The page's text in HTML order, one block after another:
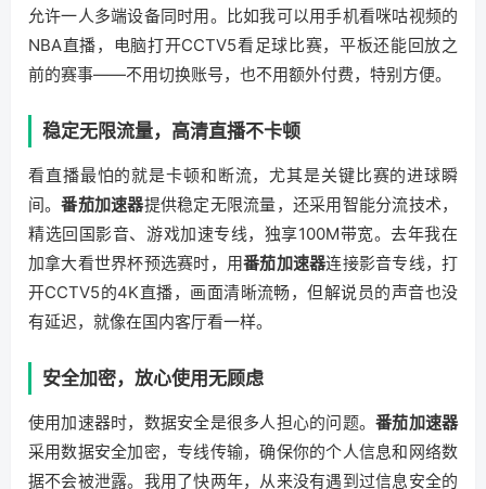
允许一人多端设备同时用。比如我可以用手机看咪咕视频的
NBA直播，电脑打开CCTV5看足球比赛，平板还能回放之
前的赛事——不用切换账号，也不用额外付费，特别方便。
稳定无限流量，高清直播不卡顿
看直播最怕的就是卡顿和断流，尤其是关键比赛的进球瞬
间。番茄加速器提供稳定无限流量，还采用智能分流技术，
精选回国影音、游戏加速专线，独享100M带宽。去年我在
加拿大看世界杯预选赛时，用番茄加速器连接影音专线，打
开CCTV5的4K直播，画面清晰流畅，但解说员的声音也没
有延迟，就像在国内客厅看一样。
安全加密，放心使用无顾虑
使用加速器时，数据安全是很多人担心的问题。番茄加速器
采用数据安全加密，专线传输，确保你的个人信息和网络数
据不会被泄露。我用了快两年，从来没有遇到过信息安全的